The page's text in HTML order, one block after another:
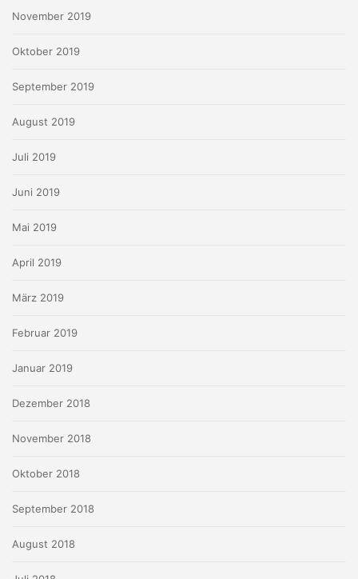
November 2019
Oktober 2019
September 2019
August 2019
Juli 2019
Juni 2019
Mai 2019
April 2019
März 2019
Februar 2019
Januar 2019
Dezember 2018
November 2018
Oktober 2018
September 2018
August 2018